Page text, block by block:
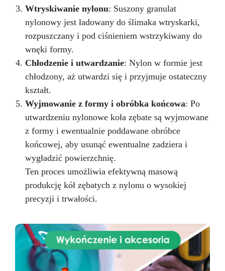
Wtryskiwanie nylonu: Suszony granulat
nylonowy jest ładowany do ślimaka wtryskarki,
rozpuszczany i pod ciśnieniem wstrzykiwany do
wnęki formy.
Chłodzenie i utwardzanie: Nylon w formie jest
chłodzony, aż utwardzi się i przyjmuje ostateczny
kształt.
Wyjmowanie z formy i obróbka końcowa: Po
utwardzeniu nylonowe koła zębate są wyjmowane
z formy i ewentualnie poddawane obróbce
końcowej, aby usunąć ewentualne zadziera i
wygładzić powierzchnię.
Ten proces umożliwia efektywną masową
produkcję kół zębatych z nylonu o wysokiej
precyzji i trwałości.